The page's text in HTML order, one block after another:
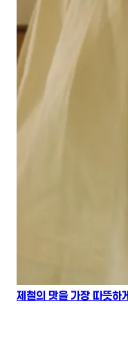
제철의 맛을 가장 따뜻하